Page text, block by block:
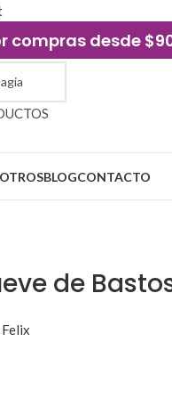
compras desde
BLOGCONTACTO
de